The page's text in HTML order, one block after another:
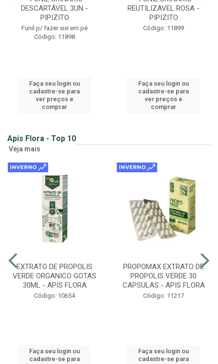
*FUNIL URINÁRIO
DESCARTÁVEL 3UN -
PIPIZITO
Funil p/ fazer xixi em pé
Faça seu login ou
cadastre-se para
ver preços e
*FUNIL URINARIO
REUTILIZAVEL ROSA -
PIPIZITO
Faça seu login ou
cadastre-se para
ver preços e
Apis Flora - Top 10
Veja mais
EXTRATO DE PROPOLIS
VERDE ORGANICO GOTAS
30ML - APIS FLORA
Faça seu login ou
PROPOMAX EXTRATO DE
PROPOLIS VERDE 30
CAPSULAS - APIS FLORA
Faça seu login ou